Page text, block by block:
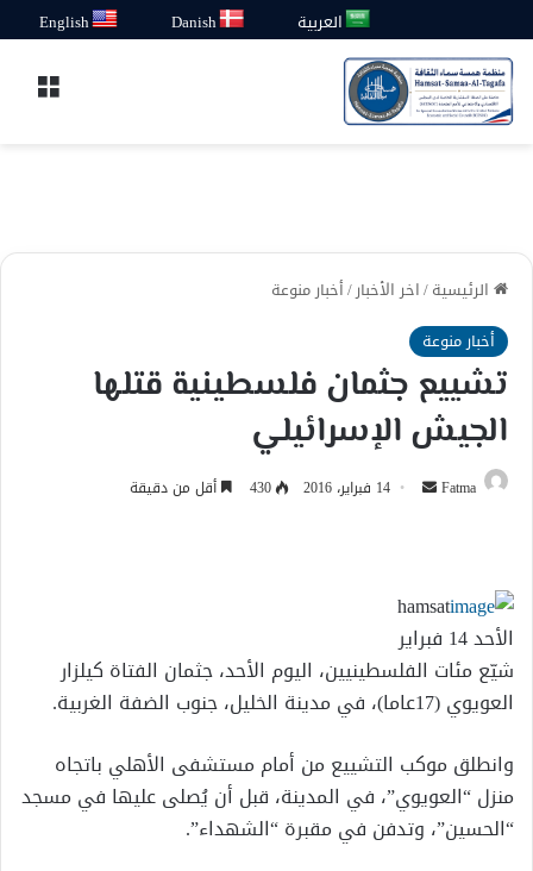
العربية Danish
English
الرئيسية/اخر الأخبار/أخبار منوعة
أخبار منوعة
تشييع جثمان فلسطينية قتلها
الجيش الإسرائيلي
Fatma
أرسل 14 فبراير، 2016 430 أقل من دقيقة
hamsat
الأحد 14 فبراير
شيّع مئات الفلسطينيين، اليوم الأحد، جثمان الفتاة كيلزار
العويوي (17عاما)، في مدينة الخليل، جنوب الضفة الغربية.
وانطلق موكب التشييع من أمام مستشفى الأهلي باتجاه
منزل “العويوي”، في المدينة، قبل أن يُصلى عليها في مسجد
“الحسين”، وتدفن في مقبرة “الشهداء”.